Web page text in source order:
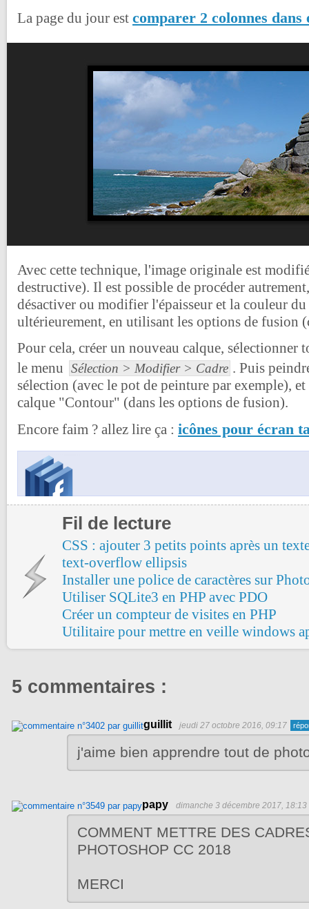
La page du jour est comparer 2 colonnes dans
Avec cette technique, l'image originale est
destructive). Il est possible de procéder
désactiver ou modifier l'épaisseur et la couleur
ultérieurement, en utilisant les options de fusion
Pour cela, créer un nouveau calque, sélectionner
le menu Sélection > Modifier > Cadre . Puis
sélection (avec le pot de peinture par exemple),
calque "Contour" (dans les options de fusion).
Encore faim ? allez lire ça : icônes pour écran
Fil de lecture
CSS : ajouter 3 petits points après un
text-overflow ellipsis
Installer une police de caractères sur
Utiliser SQLite3 en PHP avec PDO
Créer un compteur de visites en PHP
Utilitaire pour mettre en veille windows
5 commentaires :
guillit jeudi 27 octobre 2016, 09:17
j'aime bien apprendre tout de
papy dimanche 3 décembre 2017, 18:13
COMMENT METTRE DES
PHOTOSHOP CC 2018
MERCI